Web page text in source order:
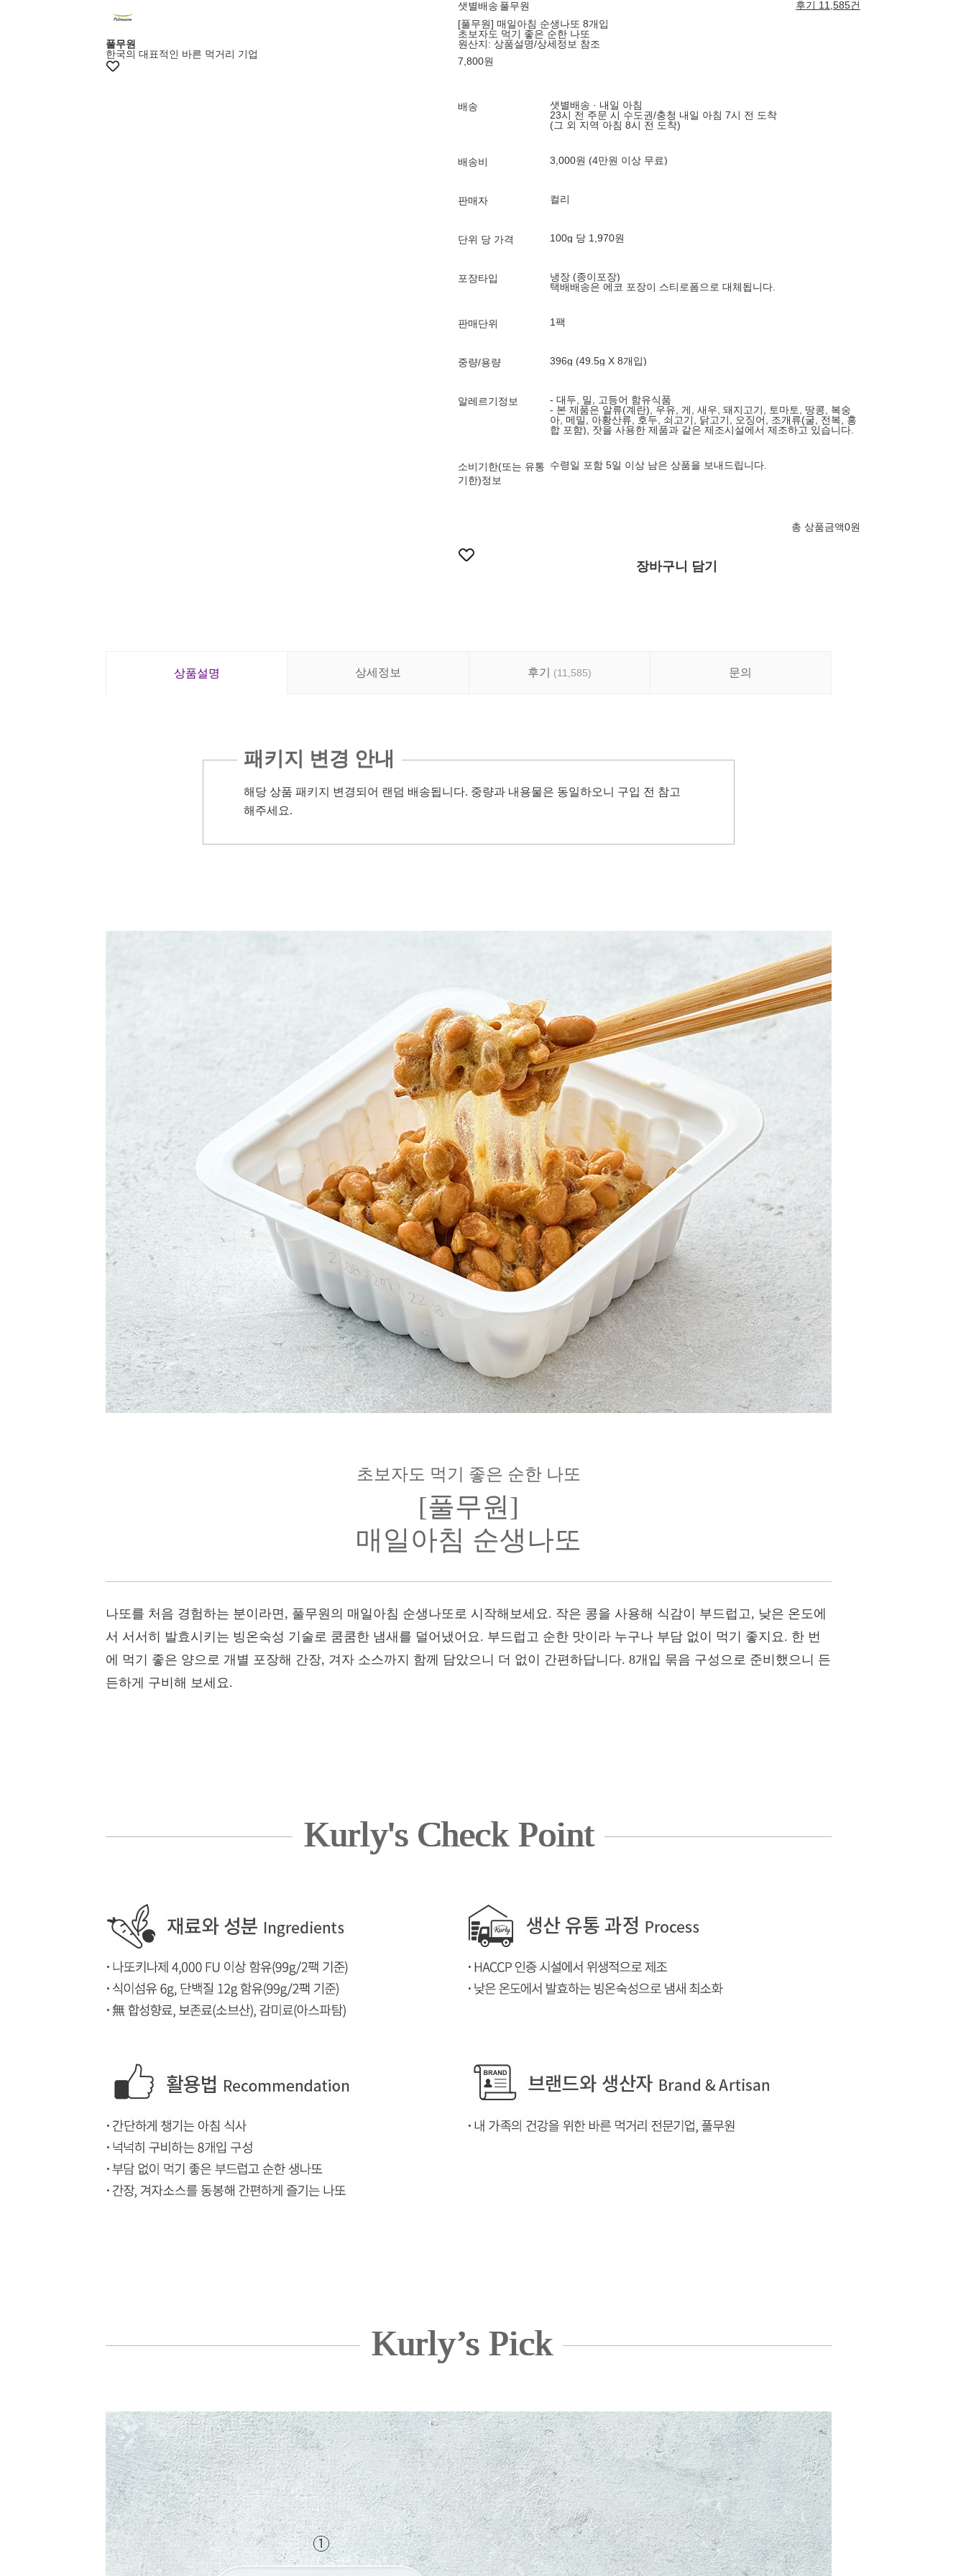
풀무원
한국의 대표적인 바른 먹거리 기업
샛별배송 풀무원
후기 11,585건
[풀무원] 매일아침 순생나또 8개입
초보자도 먹기 좋은 순한 나또
원산지: 상품설명/상세정보 참조
7,800원
배송
샛별배송 · 내일 아침
23시 전 주문 시 수도권/충청 내일 아침 7시 전 도착
(그 외 지역 아침 8시 전 도착)
배송비 3,000원 (4만원 이상 무료)
판매자 컬리
단위 당 가격 100g 당 1,970원
포장타입
냉장 (종이포장)
택배배송은 에코 포장이 스티로폼으로 대체됩니다.
판매단위 1팩
중량/용량 396g (49.5g X 8개입)
알레르기정보
- 대두, 밀, 고등어 함유식품
- 본 제품은 알류(계란), 우유, 게, 새우, 돼지고기, 토마토, 땅콩, 복숭
아, 메밀, 아황산류, 호두, 쇠고기, 닭고기, 오징어, 조개류(굴, 전복, 홍
합 포함), 잣을 사용한 제품과 같은 제조시설에서 제조하고 있습니다.
소비기한(또는 유통
기한)정보
수령일 포함 5일 이상 남은 상품을 보내드립니다.
총 상품금액0원
장바구니 담기
상품설명 상세정보 후기 (11,585) 문의
패키지 변경 안내
해당 상품 패키지 변경되어 랜덤 배송됩니다. 중량과 내용물은 동일하오니 구입 전 참고
해주세요.
초보자도 먹기 좋은 순한 나또
[풀무원]
매일아침 순생나또
나또를 처음 경험하는 분이라면, 풀무원의 매일아침 순생나또로 시작해보세요. 작은 콩을 사용해 식감이 부드럽고, 낮은 온도에
서 서서히 발효시키는 빙온숙성 기술로 쿰쿰한 냄새를 덜어냈어요. 부드럽고 순한 맛이라 누구나 부담 없이 먹기 좋지요. 한 번
에 먹기 좋은 양으로 개별 포장해 간장, 겨자 소스까지 함께 담았으니 더 없이 간편하답니다. 8개입 묶음 구성으로 준비했으니 든
든하게 구비해 보세요.
Kurly's Check Point
Kurly’s Pick